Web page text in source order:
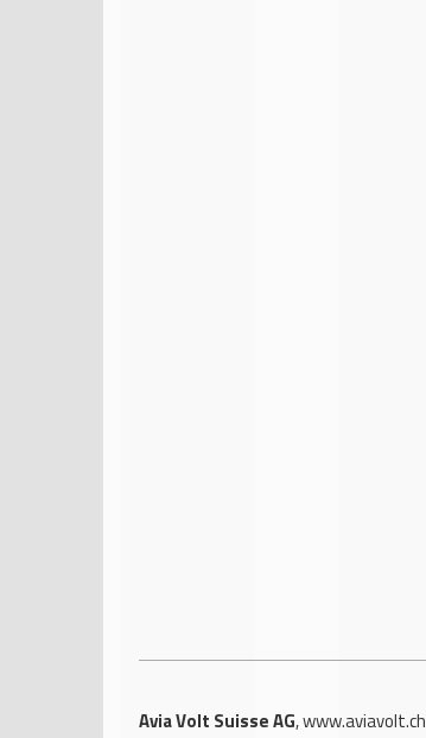
Avia Volt Suisse AG,www.aviavolt.ch